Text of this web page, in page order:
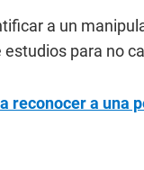
a un
para no
reconocer a una